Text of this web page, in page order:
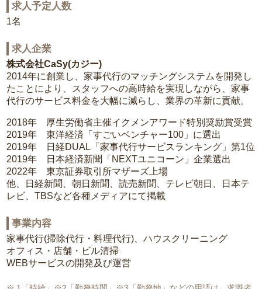
求人予定人数
1名
求人企業
株式会社CaSy(カジー)
2014年に創業し、家事代行のマッチングシステムを開発し
たことにより、スタッフへの高時給を実現しながら、家事
代行のサービス料金を大幅に減らし、業界の革新に貢献。
2018年 厚生労働省主催イクメンアワード特別奨励賞受賞
2019年 東洋経済「すごいベンチャー100」に選出
2019年 日経DUAL「家事代行サービスランキング」第1位
2019年 日本経済新聞「NEXTユニコーン」企業選出
2022年 東京証券取引所マザーズ上場
他、日経新聞、朝日新聞、読売新聞、テレビ朝日、日本テ
レビ、TBSなど各種メディアにて掲載
事業内容
家事代行(掃除代行・料理代行)、ハウスクリーニング
オフィス・店舗・ビル清掃
WEBサービスの開発及び運営